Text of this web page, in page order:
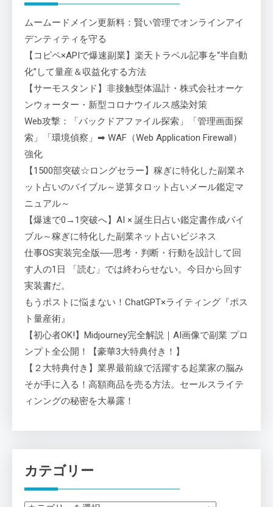
ムームードメイン更新料：賢い管理でオンラインアイ
デンティティを守る
【コピペ×APIで爆速副業】楽天トラベル記事を“半自動
化”して量産＆収益化する方法
【サーモスタンド】非接触型体温計・株式会社オーケ
ンウォーター・新型コロナウイルス感染対策
Web攻撃：「バックドアファイル探索」「管理画面探
索」「環境偵察」➡ WAF（Web Application Firewall）
強化
【1500部突破☆ロングセラー】稼ぎに特化した副業ネ
ット占いのバイブル～逆算タロット占いメール鑑定マ
ニュアル～
【爆速で0→1突破へ】AI × 誕生日占い鑑定書作成バイ
ブル～稼ぎに特化した副業ネット占いビジネス
仕事OS実装完全版──思考・判断・行動を設計して回
す人の1日 「読む」では終わらせない。今日から回す
実装書だ。
もうポストに悩まない！ChatGPT×ライティング『ポス
ト量産術』
【初心者OK!】Midjourney完全解説｜AI画像で副業 プロ
ンプト全公開！【豪華3大特典付き！】
【２大特典付き】業界最前線で活躍する起業家の脳み
そが手に入る！高額商品を売る方法。セールスライテ
ィンングの秘密を大暴露！
カテゴリー